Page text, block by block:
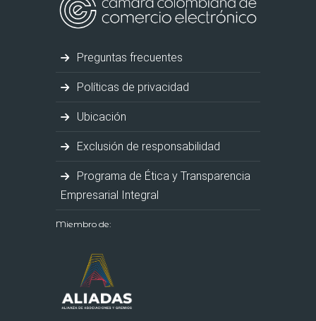
Preguntas frecuentes
Políticas de privacidad
Ubicación
Exclusión de responsabilidad
Programa de Ética y Transparencia
Empresarial Integral
Miembro de: